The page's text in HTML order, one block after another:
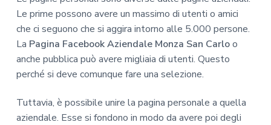
Le prime possono avere un massimo di utenti o amici
che ci seguono che si aggira intorno alle 5.000 persone.
La Pagina Facebook Aziendale Monza San Carloo
anche pubblica può avere migliaia di utenti. Questo
perché si deve comunque fare una selezione.
Tuttavia, è possibile unire la pagina personale a quella
aziendale. Esse si fondono in modo da avere poi degli